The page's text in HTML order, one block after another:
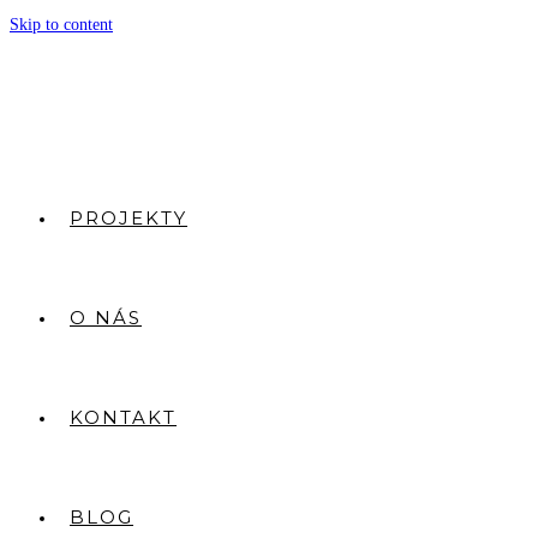
Skip to content
PROJEKTY
O NÁS
KONTAKT
BLOG